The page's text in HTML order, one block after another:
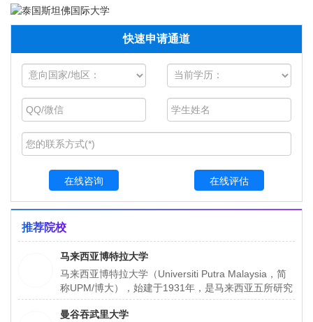
快速申请通道
在线咨询 在线评估
推荐院校
马来西亚博特拉大学
马来西亚博特拉大学（Universiti Putra Malaysia，简
称UPM/博大），始建于1931年，是马来西亚五所研究
性大学之一，也是马来西亚规模最大、在校人数最多的
大学（约有5万余人）。
曼谷吞武里大学